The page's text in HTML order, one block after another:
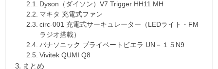
Dyson（ダイソン）V7 Trigger HH11 MH
マキタ 充電式ファン
circ-001 充電式サーキュレーター（LEDライト・FM
ラジオ搭載）
パナソニック プライベートビエラ UN－１５N9
Vivitek QUMI Q8
まとめ